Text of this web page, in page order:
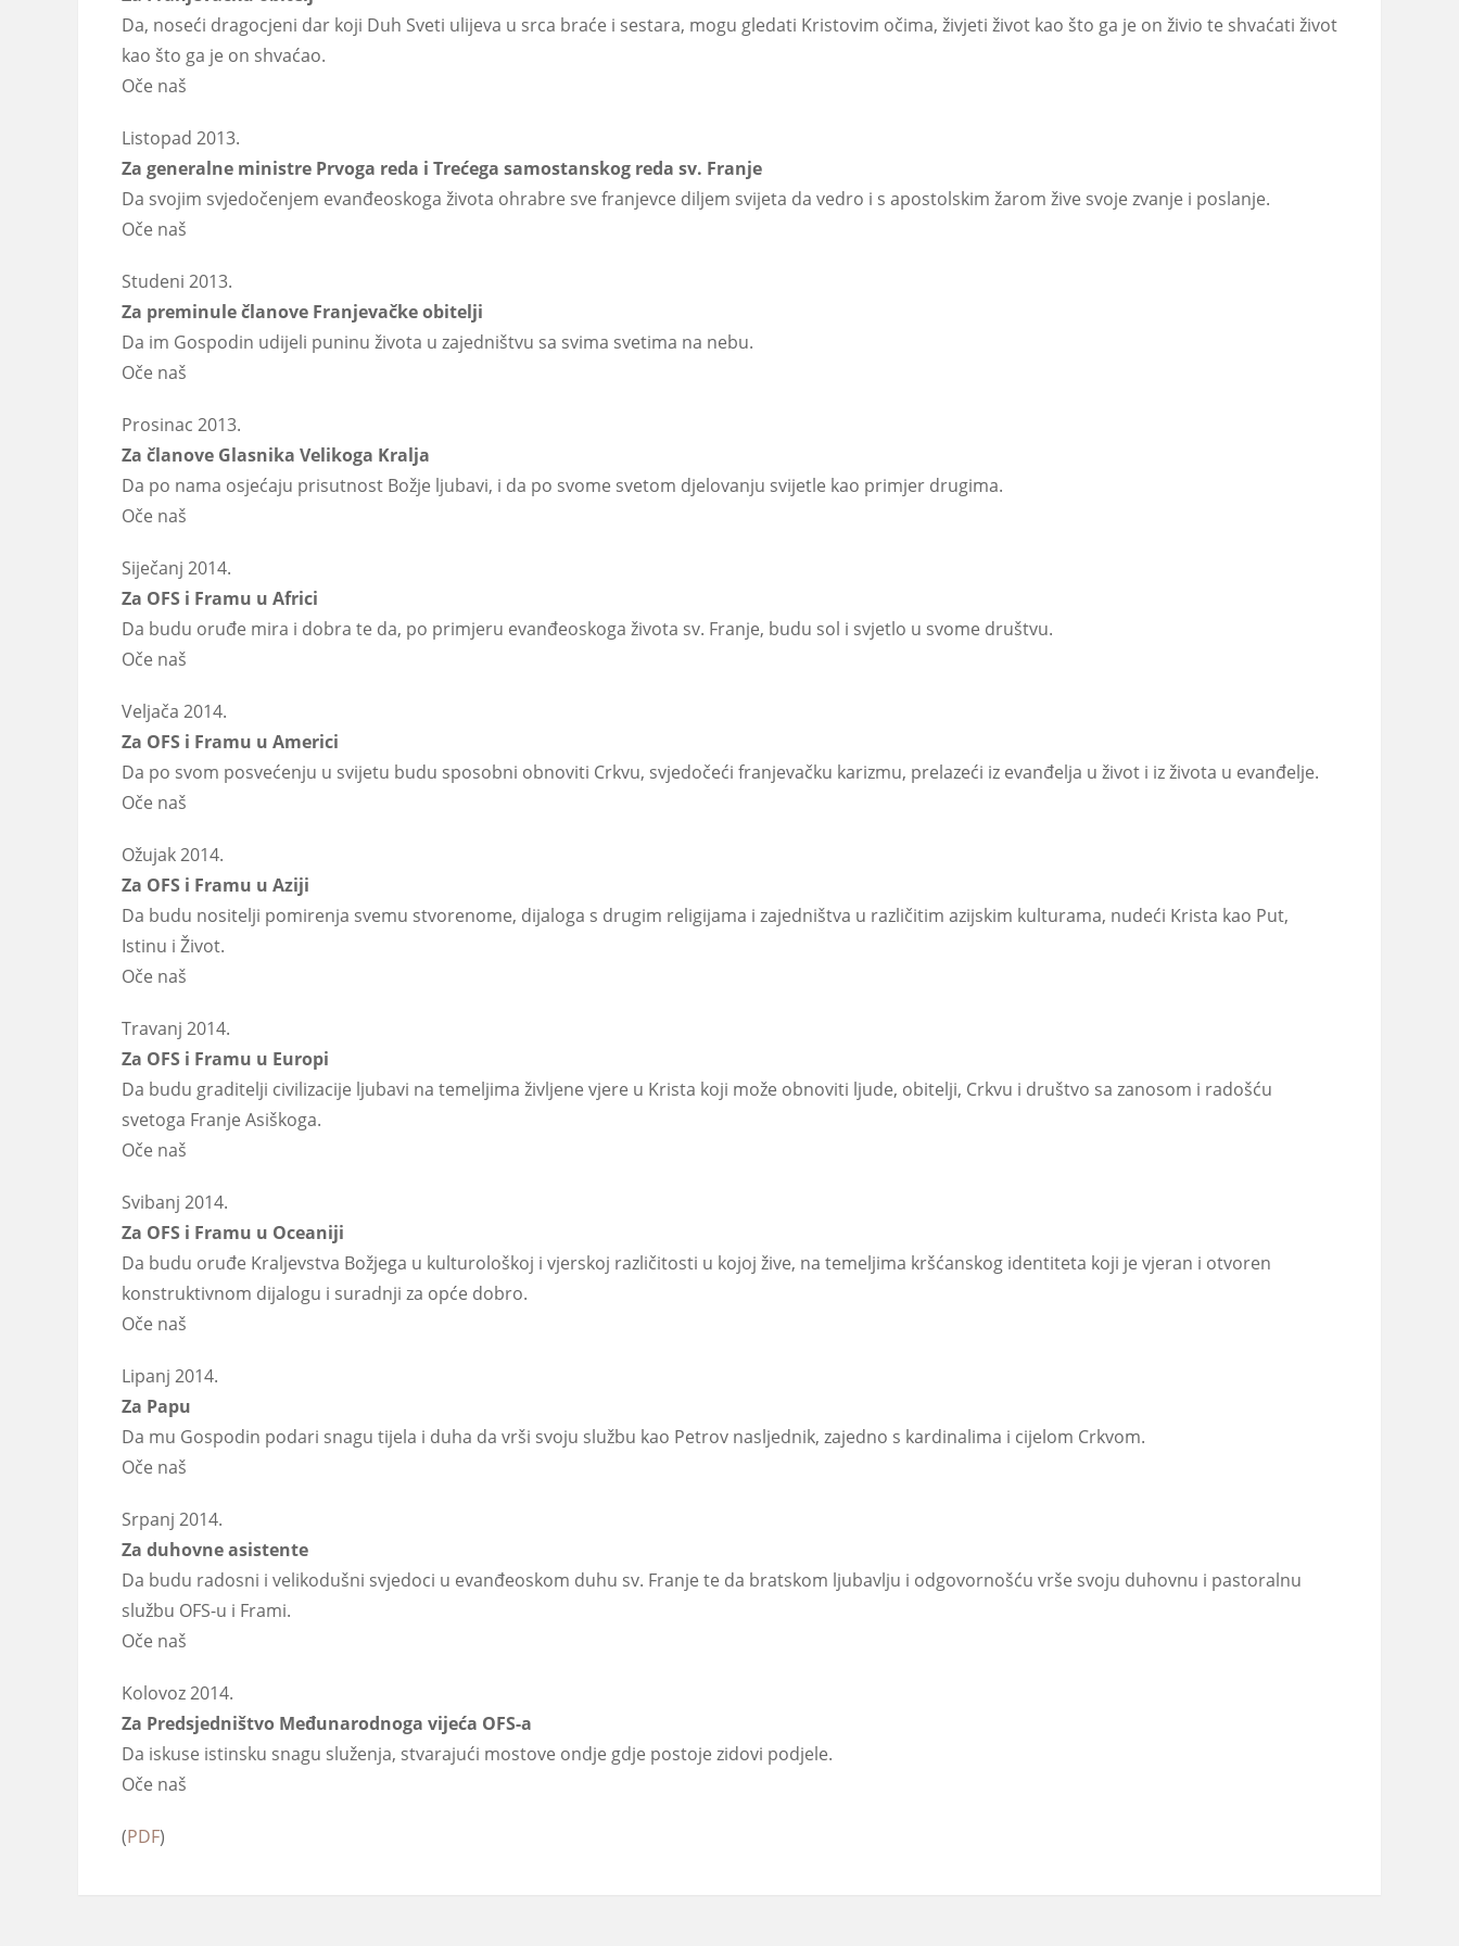
Da, noseći dragocjeni dar koji Duh Sveti ulijeva u srca braće i sestara, mogu gledati Kristovim očima, živjeti život kao što ga je on živio te shvaćati život
kao što ga je on shvaćao.
Oče naš
Listopad 2013.
Za generalne ministre Prvoga reda i Trećega samostanskog reda sv. Franje
Da svojim svjedočenjem evanđeoskoga života ohrabre sve franjevce diljem svijeta da vedro i s apostolskim žarom žive svoje zvanje i poslanje.
Oče naš
Studeni 2013.
Za preminule članove Franjevačke obitelji
Da im Gospodin udijeli puninu života u zajedništvu sa svima svetima na nebu.
Oče naš
Prosinac 2013.
Za članove Glasnika Velikoga Kralja
Da po nama osjećaju prisutnost Božje ljubavi, i da po svome svetom djelovanju svijetle kao primjer drugima.
Oče naš
Siječanj 2014.
Za OFS i Framu u Africi
Da budu oruđe mira i dobra te da, po primjeru evanđeoskoga života sv. Franje, budu sol i svjetlo u svome društvu.
Oče naš
Veljača 2014.
Za OFS i Framu u Americi
Da po svom posvećenju u svijetu budu sposobni obnoviti Crkvu, svjedočeći franjevačku karizmu, prelazeći iz evanđelja u život i iz života u evanđelje.
Oče naš
Ožujak 2014.
Za OFS i Framu u Aziji
Da budu nositelji pomirenja svemu stvorenome, dijaloga s drugim religijama i zajedništva u različitim azijskim kulturama, nudeći Krista kao Put,
Istinu i Život.
Oče naš
Travanj 2014.
Za OFS i Framu u Europi
Da budu graditelji civilizacije ljubavi na temeljima življene vjere u Krista koji može obnoviti ljude, obitelji, Crkvu i društvo sa zanosom i radošću
svetoga Franje Asiškoga.
Oče naš
Svibanj 2014.
Za OFS i Framu u Oceaniji
Da budu oruđe Kraljevstva Božjega u kulturološkoj i vjerskoj različitosti u kojoj žive, na temeljima kršćanskog identiteta koji je vjeran i otvoren
konstruktivnom dijalogu i suradnji za opće dobro.
Oče naš
Lipanj 2014.
Za Papu
Da mu Gospodin podari snagu tijela i duha da vrši svoju službu kao Petrov nasljednik, zajedno s kardinalima i cijelom Crkvom.
Oče naš
Srpanj 2014.
Za duhovne asistente
Da budu radosni i velikodušni svjedoci u evanđeoskom duhu sv. Franje te da bratskom ljubavlju i odgovornošću vrše svoju duhovnu i pastoralnu
službu OFS-u i Frami.
Oče naš
Kolovoz 2014.
Za Predsjedništvo Međunarodnoga vijeća OFS-a
Da iskuse istinsku snagu služenja, stvarajući mostove ondje gdje postoje zidovi podjele.
Oče naš
(PDF)